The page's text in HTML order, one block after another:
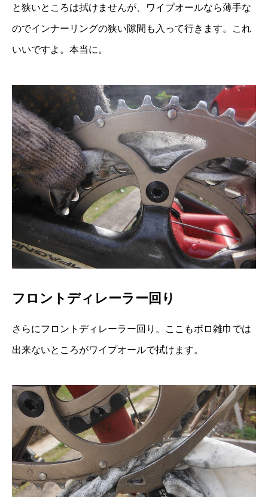
と狭いところは拭けませんが、ワイプオールなら薄手な
のでインナーリングの狭い隙間も入って行きます。これ
いいですよ。本当に。
フロントディレーラー回り
さらにフロントディレーラー回り。ここもボロ雑巾では
出来ないところがワイプオールで拭けます。